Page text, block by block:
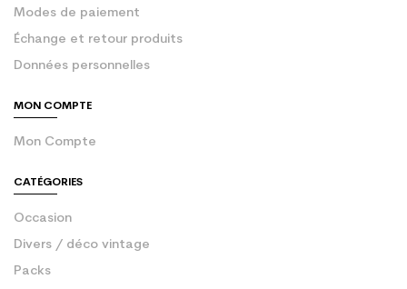
Modes de paiement
Échange et retour produits
Données personnelles
MON COMPTE
Mon Compte
CATÉGORIES
Occasion
Divers / déco vintage
Packs